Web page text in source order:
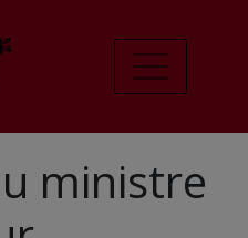
ministre